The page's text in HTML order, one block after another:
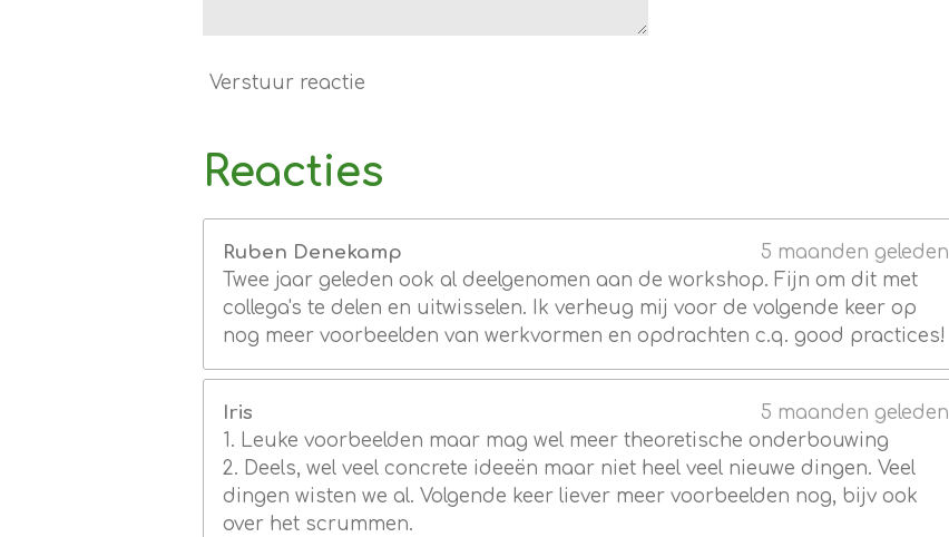
Verstuur reactie
Reacties
Ruben Denekamp
5 maanden geleden
Twee jaar geleden ook al deelgenomen aan de workshop. Fijn om dit met
collega's te delen en uitwisselen. Ik verheug mij voor de volgende keer op
nog meer voorbeelden van werkvormen en opdrachten c.q. good practices!
Iris
5 maanden geleden
1. Leuke voorbeelden maar mag wel meer theoretische onderbouwing
2. Deels, wel veel concrete ideeën maar niet heel veel nieuwe dingen. Veel
dingen wisten we al. Volgende keer liever meer voorbeelden nog, bijv ook
over het scrummen.